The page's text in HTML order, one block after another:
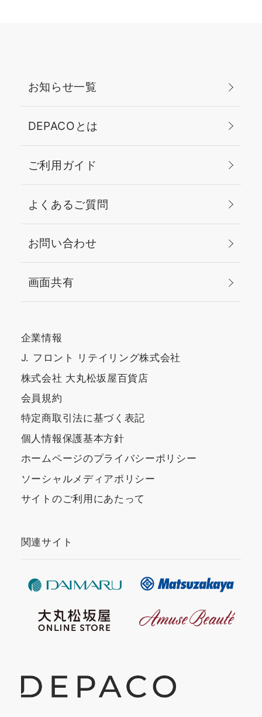
お知らせ一覧
DEPACOとは
ご利用ガイド
よくあるご質問
お問い合わせ
画面共有
企業情報
J. フロント リテイリング株式会社
株式会社 大丸松坂屋百貨店
会員規約
特定商取引法に基づく表記
個人情報保護基本方針
ホームページのプライバシーポリシー
ソーシャルメディアポリシー
サイトのご利用にあたって
関連サイト